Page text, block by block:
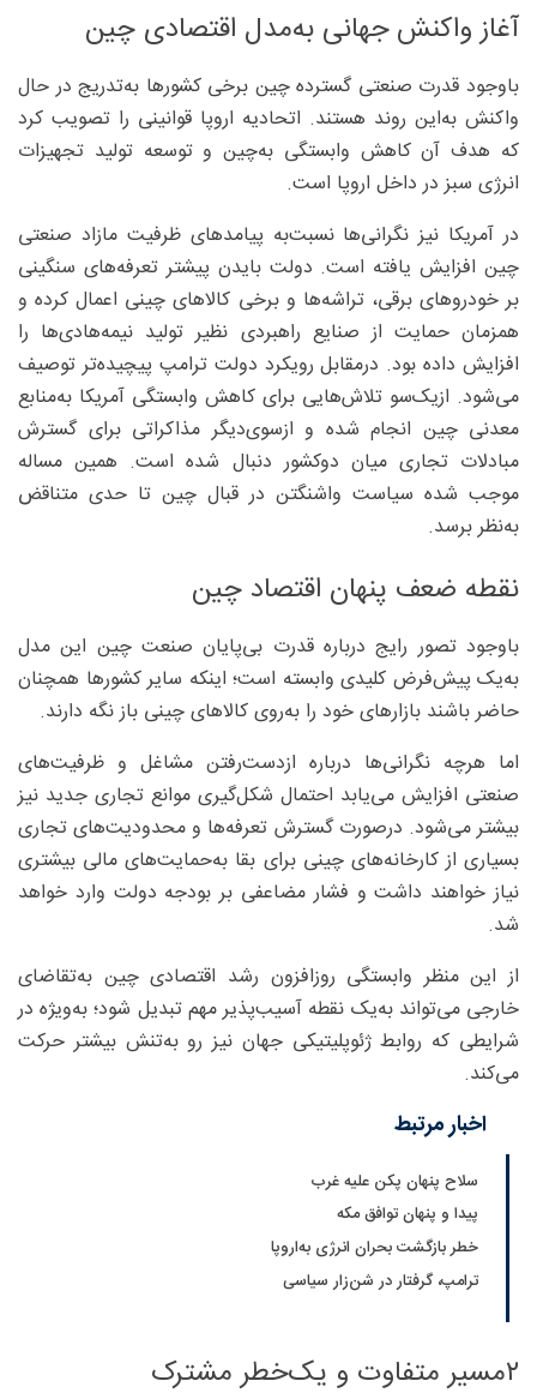
آغاز واکنش جهانی به‌مدل اقتصادی چین
باوجود قدرت صنعتی گسترده چین برخی کشورها به‌تدریج در حال
واکنش به‌این روند هستند. اتحادیه اروپا قوانینی را تصویب کرد
که هدف آن کاهش وابستگی به‌چین و توسعه تولید تجهیزات
انرژی سبز در داخل اروپا است.
در آمریکا نیز نگرانی‌ها نسبت‌به‌ پیامدهای ظرفیت مازاد صنعتی
چین افزایش یافته است. دولت بایدن پیشتر تعرفه‌های سنگینی
بر خودروهای برقی، تراشه‌ها و برخی کالاهای چینی اعمال کرده و
همزمان حمایت از صنایع راهبردی نظیر تولید نیمه‌هادی‌ها را
افزایش داده بود. درمقابل رویکرد دولت ترامپ پیچیده‌تر توصیف
می‌شود. ازیک‌سو تلاش‌هایی برای کاهش وابستگی آمریکا به‌منابع
معدنی چین انجام شده و ازسوی‌دیگر مذاکراتی برای گسترش
مبادلات تجاری میان دوکشور دنبال شده است. همین مساله
موجب شده سیاست واشنگتن در قبال چین تا حدی متناقض
به‌نظر برسد.
نقطه ضعف پنهان اقتصاد چین
باوجود تصور رایج درباره قدرت بی‌پایان صنعت چین این مدل
به‌یک پیش‌فرض کلیدی وابسته است؛ اینکه سایر کشورها همچنان
حاضر باشند بازارهای خود را به‌روی کالاهای چینی باز نگه دارند.
اما هرچه نگرانی‌ها درباره ازدست‌رفتن مشاغل و ظرفیت‌های
صنعتی افزایش می‌یابد احتمال شکل‌گیری موانع تجاری جدید نیز
بیشتر می‌شود. درصورت گسترش تعرفه‌ها و محدودیت‌های تجاری
بسیاری از کارخانه‌های چینی برای بقا به‌حمایت‌های مالی بیشتری
نیاز خواهند داشت و فشار مضاعفی بر بودجه دولت وارد خواهد
شد.
از این منظر وابستگی روزافزون رشد اقتصادی چین به‌تقاضای
خارجی می‌تواند به‌یک نقطه آسیب‌پذیر مهم تبدیل شود؛ به‌ویژه در
شرایطی که روابط ژئوپلیتیکی جهان نیز رو به‌تنش بیشتر حرکت
می‌کند.
اخبار مرتبط
سلاح پنهان پکن علیه غرب
پیدا و پنهان توافق مکه
خطر بازگشت بحران انرژی به‌اروپا
ترامپ، گرفتار در شن‌زار سیاسی
۲مسیر متفاوت و یک‌خطر مشترک